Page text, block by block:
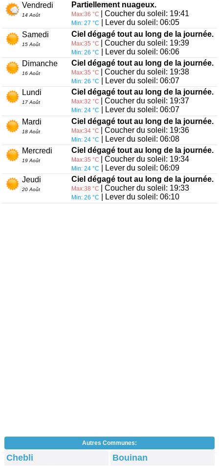
Vendredi
14 Août
Partiellement nuageux.
Max:36 °C | Coucher du soleil: 19:41
Min: 27 °C
| Lever du soleil: 06:05
Samedi
15 Août
Ciel dégagé tout au long de la journée.
Max:35 °C | Coucher du soleil: 19:39
Min: 26 °C
| Lever du soleil: 06:06
Dimanche
16 Août
Ciel dégagé tout au long de la journée.
Max:35 °C | Coucher du soleil: 19:38
Min: 26 °C
| Lever du soleil: 06:07
Lundi
17 Août
Ciel dégagé tout au long de la journée.
Max:32 °C | Coucher du soleil: 19:37
Min: 24 °C
| Lever du soleil: 06:07
Mardi
18 Août
Ciel dégagé tout au long de la journée.
Max:34 °C | Coucher du soleil: 19:36
Min: 24 °C
| Lever du soleil: 06:08
Mercredi
19 Août
Ciel dégagé tout au long de la journée.
Max:35 °C | Coucher du soleil: 19:34
Min: 24 °C
| Lever du soleil: 06:09
Jeudi
20 Août
Ciel dégagé tout au long de la journée.
Max:38 °C | Coucher du soleil: 19:33
Min: 26 °C | Lever du soleil: 06:10
Autres Communes:
Chebli
Bouinan